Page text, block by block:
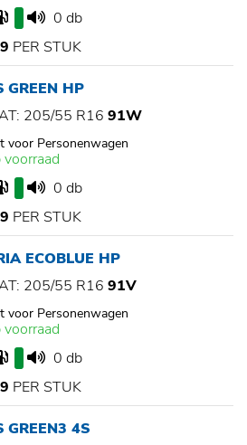
0 db
PER STUK
GREEN HP
205/55 R16 91W
voor Personenwagen
voorraad
0 db
PER STUK
ECOBLUE HP
205/55 R16 91V
voor Personenwagen
voorraad
0 db
PER STUK
GREEN3 4S